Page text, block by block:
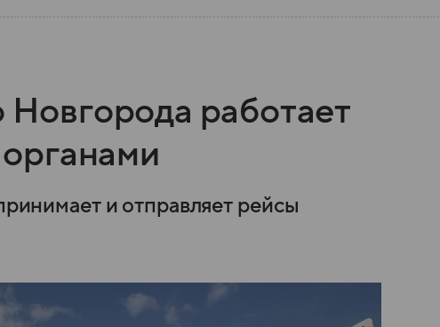
работает
и отправляет рейсы